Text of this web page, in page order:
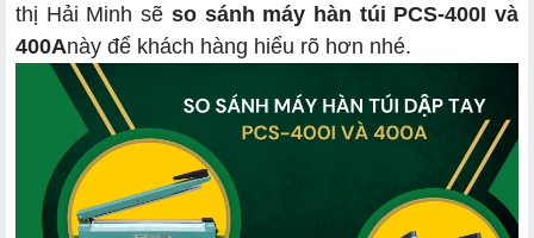
thị Hải Minh sẽ so sánh máy hàn túi PCS-400I và
400Anày để khách hàng hiểu rõ hơn nhé.